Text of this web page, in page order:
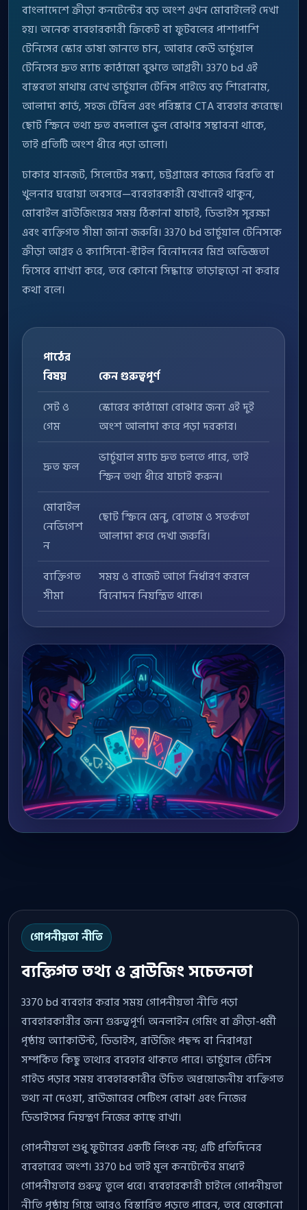
বাংলাদেশে ক্রীড়া কনটেন্টের বড় অংশ এখন মোবাইলেই দেখা
হয়। অনেক ব্যবহারকারী ক্রিকেট বা ফুটবলের পাশাপাশি
টেনিসের স্কোর ভাষা জানতে চান, আবার কেউ ভার্চুয়াল
টেনিসের দ্রুত ম্যাচ কাঠামো বুঝতে আগ্রহী। 3370 bd এই
বাস্তবতা মাথায় রেখে ভার্চুয়াল টেনিস গাইডে বড় শিরোনাম,
আলাদা কার্ড, সহজ টেবিল এবং পরিষ্কার CTA ব্যবহার করেছে।
ছোট স্ক্রিনে তথ্য দ্রুত বদলালে ভুল বোঝার সম্ভাবনা থাকে,
তাই প্রতিটি অংশ ধীরে পড়া ভালো।
ঢাকার যানজট, সিলেটের সন্ধ্যা, চট্টগ্রামের কাজের বিরতি বা
খুলনার ঘরোয়া অবসরে—ব্যবহারকারী যেখানেই থাকুন,
মোবাইল ব্রাউজিংয়ের সময় ঠিকানা যাচাই, ডিভাইস সুরক্ষা
এবং ব্যক্তিগত সীমা জানা জরুরি। 3370 bd ভার্চুয়াল টেনিসকে
ক্রীড়া আগ্রহ ও ক্যাসিনো-স্টাইল বিনোদনের মিশ্র অভিজ্ঞতা
হিসেবে ব্যাখ্যা করে, তবে কোনো সিদ্ধান্তে তাড়াহুড়ো না করার
কথা বলে।
পাঠের
বিষয়
কেন গুরুত্বপূর্ণ
সেট ও
গেম
স্কোরের কাঠামো বোঝার জন্য এই দুই
অংশ আলাদা করে পড়া দরকার।
দ্রুত ফল
ভার্চুয়াল ম্যাচ দ্রুত চলতে পারে, তাই
স্ক্রিন তথ্য ধীরে যাচাই করুন।
মোবাইল
নেভিগেশ
ন
ছোট স্ক্রিনে মেনু, বোতাম ও সতর্কতা
আলাদা করে দেখা জরুরি।
ব্যক্তিগত
সীমা
সময় ও বাজেট আগে নির্ধারণ করলে
বিনোদন নিয়ন্ত্রিত থাকে।
গোপনীয়তা নীতি
ব্যক্তিগত তথ্য ও ব্রাউজিং সচেতনতা
3370 bd ব্যবহার করার সময় গোপনীয়তা নীতি পড়া
ব্যবহারকারীর জন্য গুরুত্বপূর্ণ। অনলাইন গেমিং বা ক্রীড়া-ধর্মী
পৃষ্ঠায় অ্যাকাউন্ট, ডিভাইস, ব্রাউজিং পছন্দ বা নিরাপত্তা
সম্পর্কিত কিছু তথ্যের ব্যবহার থাকতে পারে। ভার্চুয়াল টেনিস
গাইড পড়ার সময় ব্যবহারকারীর উচিত অপ্রয়োজনীয় ব্যক্তিগত
তথ্য না দেওয়া, ব্রাউজারের সেটিংস বোঝা এবং নিজের
ডিভাইসের নিয়ন্ত্রণ নিজের কাছে রাখা।
গোপনীয়তা শুধু ফুটারের একটি লিংক নয়; এটি প্রতিদিনের
ব্যবহারের অংশ। 3370 bd তাই মূল কনটেন্টের মধ্যেই
গোপনীয়তার গুরুত্ব তুলে ধরে। ব্যবহারকারী চাইলে গোপনীয়তা
নীতি পৃষ্ঠায় গিয়ে আরও বিস্তারিত পড়তে পারেন, তবে যেকোনো